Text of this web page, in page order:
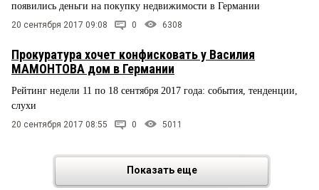
появились деньги на покупку недвижимости в Германии
20 сентября 2017 09:08 0 6308
Прокуратура хочет конфисковать у Василия
МАМОНТОВА дом в Германии
Рейтинг недели 11 по 18 сентября 2017 года: события, тенденции,
слухи
20 сентября 2017 08:55 0 5011
Показать еще